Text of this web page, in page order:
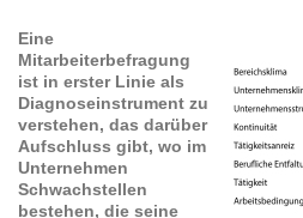
Eine
Mitarbeiterbefragung
ist in erster Linie als
Diagnoseinstrument zu
verstehen, das darüber
Aufschluss gibt, wo im
Unternehmen
Schwachstellen
bestehen, die seine